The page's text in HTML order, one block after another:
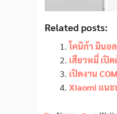
Related posts:
โคนิก้า มินอ
เสียวหมี่ เปิ
เปิดงาน
Xiaomi แน